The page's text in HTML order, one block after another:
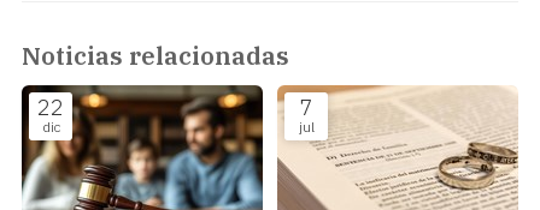
Noticias relacionadas
22
dic
7
jul